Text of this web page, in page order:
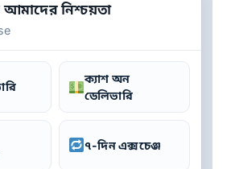
নিশ্চয়তা
ক্যাশ অন
ডেলিভারি
৭-দিন এক্সচেঞ্জ